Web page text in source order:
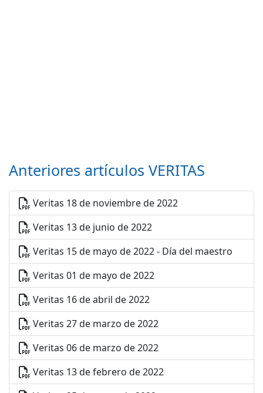
Anteriores artículos VERITAS
Veritas 18 de noviembre de 2022
Veritas 13 de junio de 2022
Veritas 15 de mayo de 2022 - Día del maestro
Veritas 01 de mayo de 2022
Veritas 16 de abril de 2022
Veritas 27 de marzo de 2022
Veritas 06 de marzo de 2022
Veritas 13 de febrero de 2022